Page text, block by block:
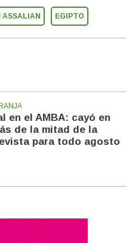
ASSALIAN EGIPTO
en el AMBA: cayó en
de la mitad de la
para todo agosto